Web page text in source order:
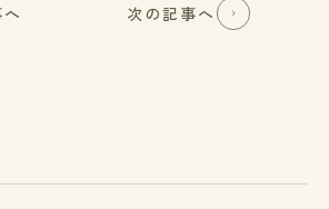
次の記事へ